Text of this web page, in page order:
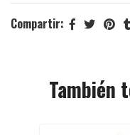
Compartir:
También